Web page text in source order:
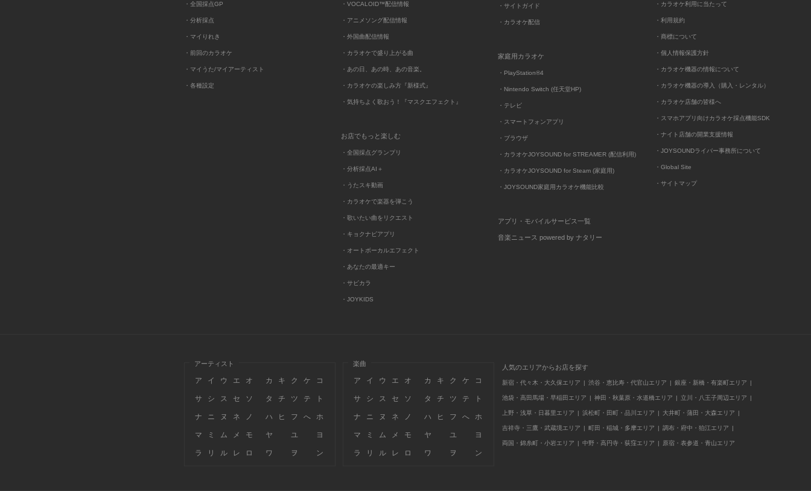
・全国採点GP
・分析採点
・マイりれき
・前回のカラオケ
・マイうた/マイアーティスト
・各種設定
・VOCALOID™配信情報
・アニメソング配信情報
・外国曲配信情報
・カラオケで盛り上がる曲
・あの日、あの時、あの音楽。
・カラオケの楽しみ方『新様式』
・気持ちよく歌おう！『マスクエフェクト』
お店でもっと楽しむ
・全国採点グランプリ
・分析採点AI＋
・うたスキ動画
・カラオケで楽器を弾こう
・歌いたい曲をリクエスト
・キョクナビアプリ
・オートボーカルエフェクト
・あなたの最適キー
・サビカラ
・JOYKIDS
・サイトガイド
・カラオケ配信
家庭用カラオケ
・PlayStation®4
・Nintendo Switch (任天堂HP)
・テレビ
・スマートフォンアプリ
・ブラウザ
・カラオケJOYSOUND for STREAMER (配信利用)
・カラオケJOYSOUND for Steam (家庭用)
・JOYSOUND家庭用カラオケ機能比較
アプリ・モバイルサービス一覧
音楽ニュース powered by ナタリー
・カラオケ利用に当たって
・利用規約
・商標について
・個人情報保護方針
・カラオケ機器の情報について
・カラオケ機器の導入（購入・レンタル）
・カラオケ店舗の皆様へ
・スマホアプリ向けカラオケ採点機能SDK
・ナイト店舗の開業支援情報
・JOYSOUNDライバー事務所について
・Global Site
・サイトマップ
アーティスト
ア イ ウ エ オ カ キ ク ケ コ
サ シ ス セ ソ タ チ ツ テ ト
ナ ニ ヌ ネ ノ ハ ヒ フ へ ホ
マ ミ ム メ モ ヤ ユ ヨ
ラ リ ル レ ロ ワ ヲ ン
楽曲
ア イ ウ エ オ カ キ ク ケ コ
サ シ ス セ ソ タ チ ツ テ ト
ナ ニ ヌ ネ ノ ハ ヒ フ へ ホ
マ ミ ム メ モ ヤ ユ ヨ
ラ リ ル レ ロ ワ ヲ ン
人気のエリアからお店を探す
新宿・代々木・大久保エリア 渋谷・恵比寿・代官山エリア 銀座・新橋・有楽町エリア
池袋・高田馬場・早稲田エリア 神田・秋葉原・水道橋エリア 立川・八王子周辺エリア
上野・浅草・日暮里エリア 浜松町・田町・品川エリア 大井町・蒲田・大森エリア
吉祥寺・三鷹・武蔵境エリア 町田・稲城・多摩エリア 調布・府中・狛江エリア
両国・錦糸町・小岩エリア 中野・高円寺・荻窪エリア 原宿・表参道・青山エリア